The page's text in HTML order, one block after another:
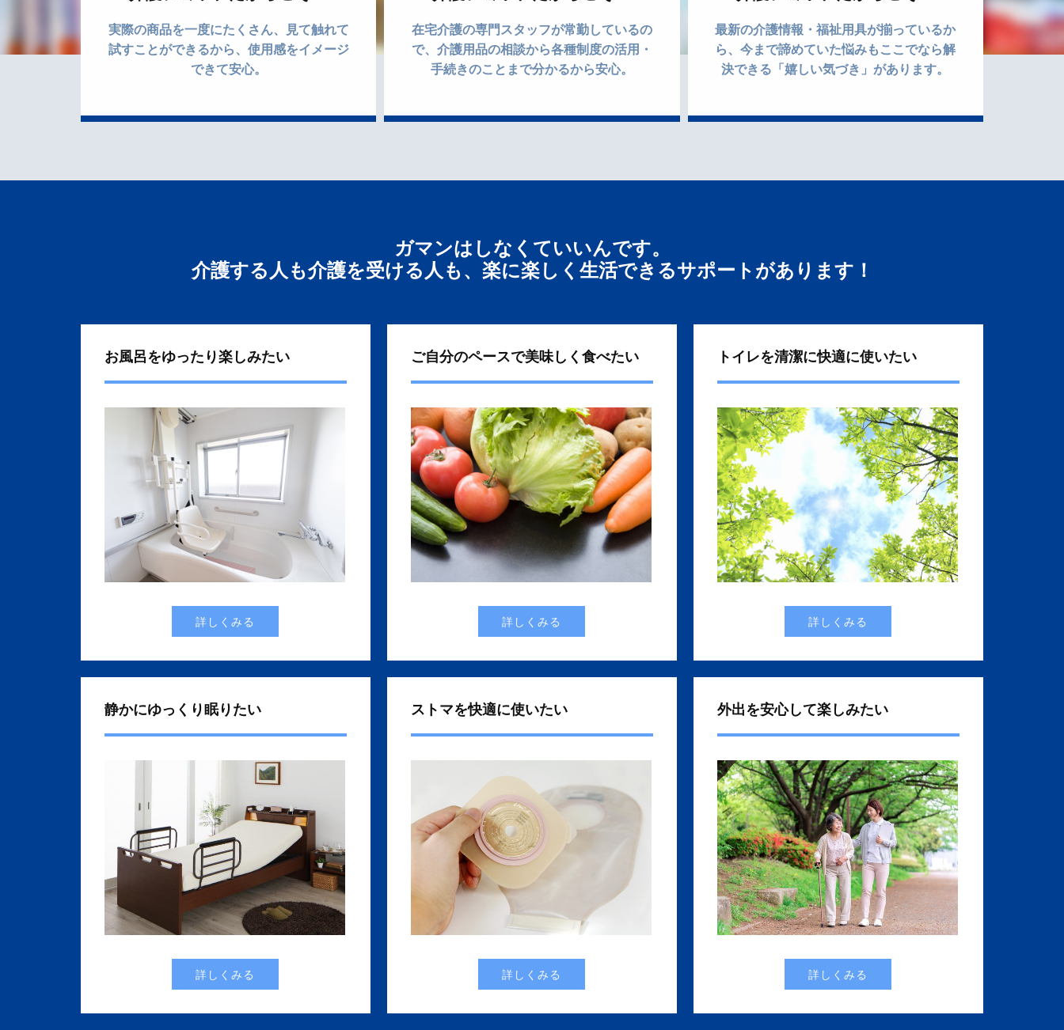
実際の商品を一度にたくさん、見て触れて
試すことができるから、使用感をイメージ
できて安心。
在宅介護の専門スタッフが常勤しているの
で、介護用品の相談から各種制度の活用・
手続きのことまで分かるから安心。
最新の介護情報・福祉用具が揃っているか
ら、今まで諦めていた悩みもここでなら解
決できる「嬉しい気づき」があります。
ガマンはしなくていいんです。
介護する人も介護を受ける人も、楽に楽しく生活できるサポートがあります！
お風呂をゆったり楽しみたい
詳しくみる
ご自分のペースで美味しく食べたい
詳しくみる
トイレを清潔に快適に使いたい
詳しくみる
静かにゆっくり眠りたい
詳しくみる
ストマを快適に使いたい
詳しくみる
外出を安心して楽しみたい
詳しくみる